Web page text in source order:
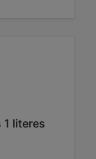
1 literes